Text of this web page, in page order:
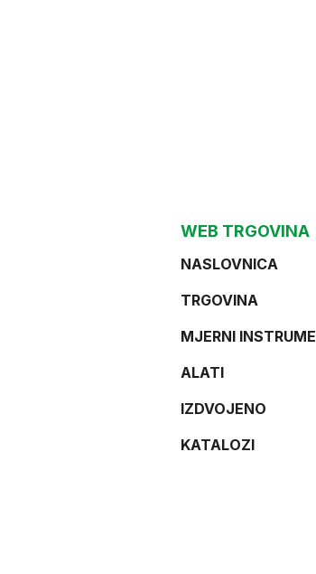
WEB TRGOVINA
NASLOVNICA
TRGOVINA
MJERNI
ALATI
IZDVOJENO
KATALOZI